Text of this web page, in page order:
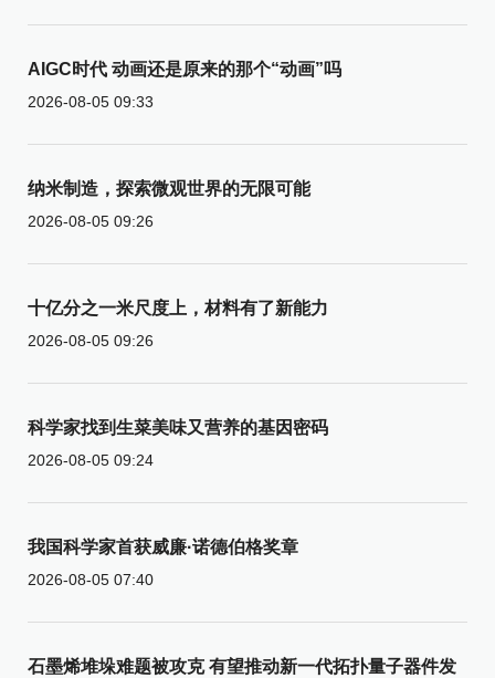
AIGC时代 动画还是原来的那个“动画”吗
2026-08-05 09:33
纳米制造，探索微观世界的无限可能
2026-08-05 09:26
十亿分之一米尺度上，材料有了新能力
2026-08-05 09:26
科学家找到生菜美味又营养的基因密码
2026-08-05 09:24
我国科学家首获威廉·诺德伯格奖章
2026-08-05 07:40
石墨烯堆垛难题被攻克 有望推动新一代拓扑量子器件发